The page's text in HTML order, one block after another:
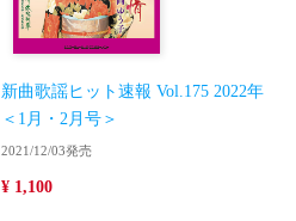
新曲歌謡ヒット速報 Vol.175 2022年
＜1月・2月号＞
2021/12/03発売
¥ 1,100